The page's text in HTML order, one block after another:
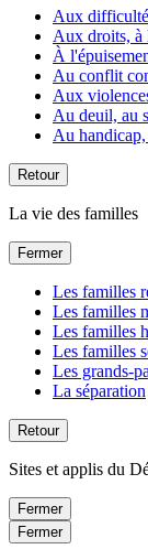
Aux
Aux droits, à
À
Au conflit
Aux
Au deuil, au
Au
Retour
La vie des familles
Fermer
Les familles
Les familles
Les familles
Les familles
Les grands-
La séparation
Retour
Sites et applis du
Fermer
Fermer